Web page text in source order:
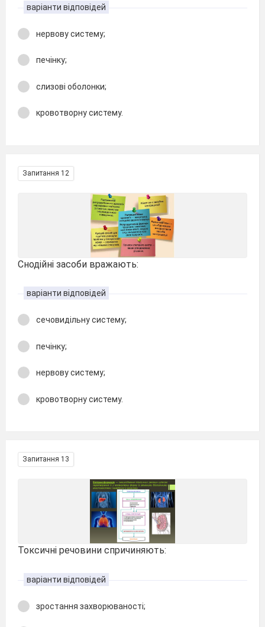
варіанти відповідей
нервову систему;
печінку;
слизові оболонки;
кровотворну систему.
Запитання 12
Снодійні засоби вражають:
варіанти відповідей
сечовидільну систему;
печінку;
нервову систему;
кровотворну систему.
Запитання 13
Токсичні речовини спричиняють:
варіанти відповідей
зростання захворюваності;